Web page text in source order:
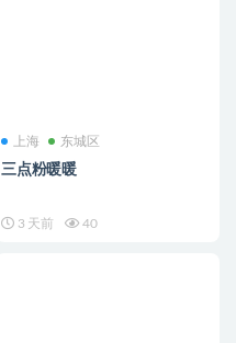
上海 东城区
三点粉暖暖
3 天前 40